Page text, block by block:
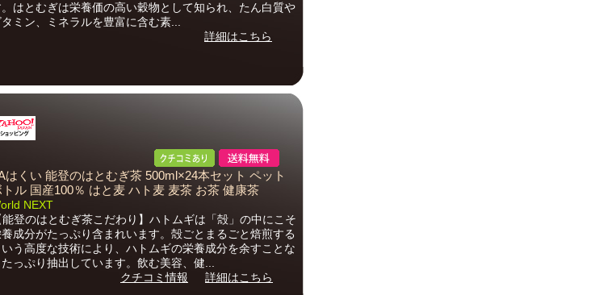
はとむぎは栄養価の高い穀物として知られ、たん白質や
タミン、ミネラルを豊富に含む素...
詳細はこちら
はくい 能登のはとむぎ茶 500ml×24本セット ペット
トル 国産100％ はと麦 ハト麦 麦茶 お茶 健康茶
NEXT
能登のはとむぎ茶こだわり】ハトムギは「殻」の中にこそ
成分がたっぷり含まれいます。殻ごとまるごと焙煎する
いう高度な技術により、ハトムギの栄養成分を余すことな
たっぷり抽出しています。飲む美容、健...
クチコミ情報
詳細はこちら